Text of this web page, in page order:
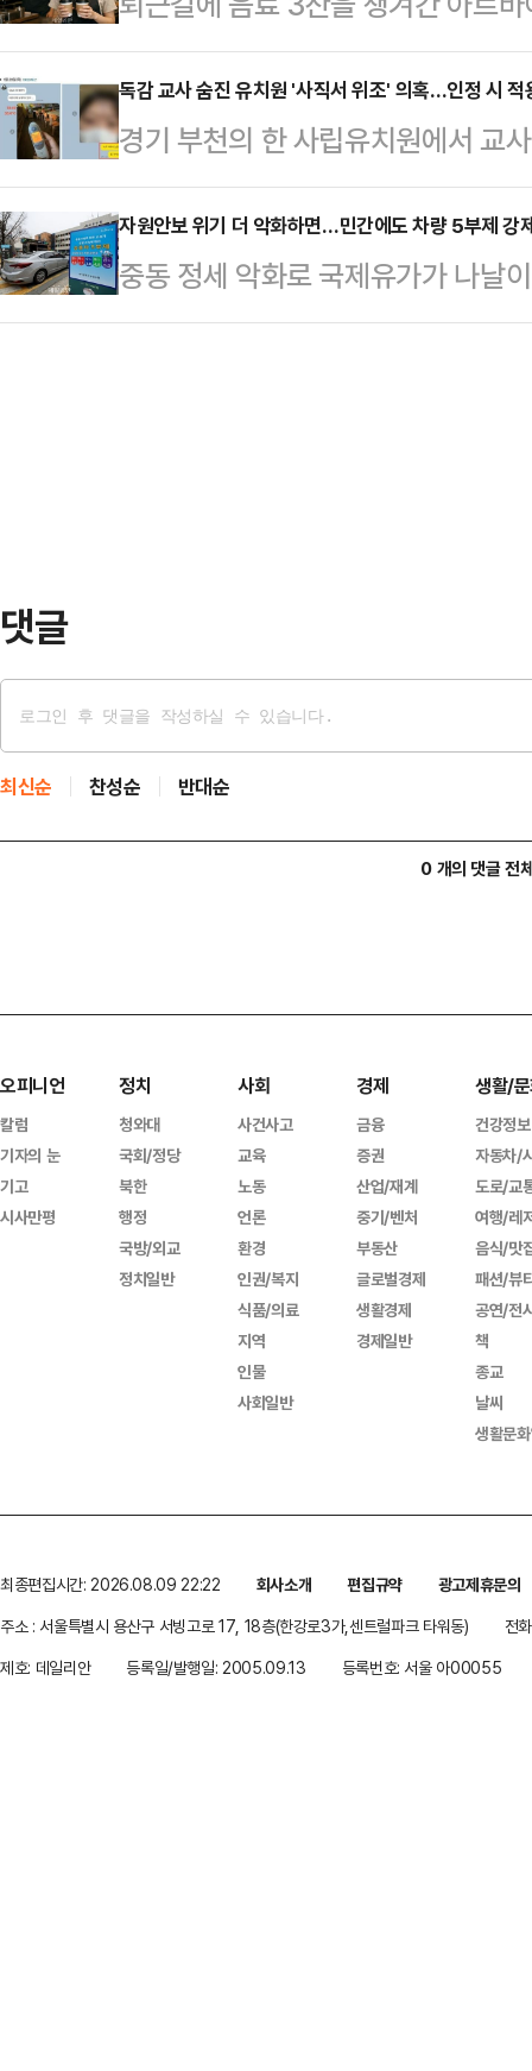
따르면 김 특검보는 전날 오전 '김
는 '정준희의…
는 조직과 시스템에 대한 구체적
경찰과 법조계에 따르면 박정보 서
자와 공범, 정보제공책, 실행자 등
에 대한 수사가 필요할…
이즈 카페 점주가 사과와 함께 고소
횡령이 반의사불벌죄(피해자가 가
시하면 처벌할 수 없는 범죄)가 아
해 금액이 소액인 경우 (무혐의) 불
다"고 내다봤다.3일 경찰 등에 따르
전날 변호인을 통해 청주청원경찰
하서를 제출했다. A씨와 다른…
독감 교사 숨진 유치원 '사직서 위조' 의혹…인정 시
경기 부천의 한 사립유치원에서 교
관련해 교육당국이 경찰에 수사를
경우 적용 가능한 형사책임 범위에
직 의사 존재 여부와 위임 범위 등
성립 여부가 갈릴 수 있는 만큼 향
자원안보 위기 더 악화하면…민간에도 차량 5부제 강
중동 정세 악화로 국제유가가 나날
민간까지 확대할 가능성을 언급했
댓글
최신순 찬성순 반대순
0 개의 댓글 전
오피니언
칼럼
기자의 눈
기고
시사만평
정치
청와대
국회/정당
북한
행정
국방/외교
정치일반
사회
사건사고
교육
노동
언론
환경
인권/복지
식품/의료
지역
인물
사회일반
경제
금융
증권
산업/재계
중기/벤처
부동산
글로벌경제
생활경제
경제일반
생활/
건강정보
자동차/
도로/교
여행/레
음식/맛
패션/뷰
공연/전
책
종교
날씨
생활문
최종편집시간: 2026.08.09 22:22 회사소개 편집규약
광고제휴문의
주소 : 서울특별시 용산구 서빙고로 17, 18층(한강로3가,센트럴파크 타워동)
전
제호: 데일리안
등록일/발행일: 2005.09.13 등록번호: 서울 아00055